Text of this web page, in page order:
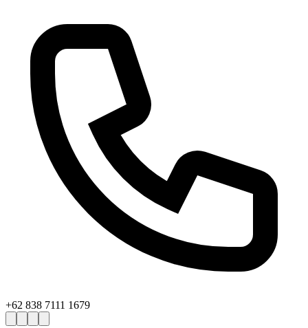
+62 838 7111 1679